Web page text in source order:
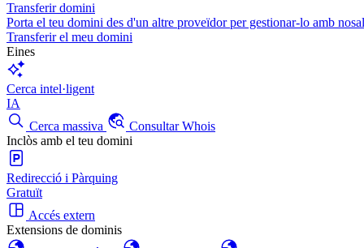
Transferir domini
Porta el teu domini des d'un altre proveïdor per gestionar-lo amb
Transferir el meu domini
Eines
Cerca intel·ligent
IA
Cerca massiva
Consultar Whois
Inclòs amb el teu domini
Redirecció i Pàrquing
Gratuït
Accés extern
Extensions de dominis